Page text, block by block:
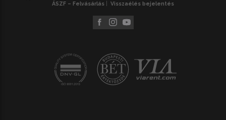
ÁSZF – Felvásárlás
Visszaélés bejelentés